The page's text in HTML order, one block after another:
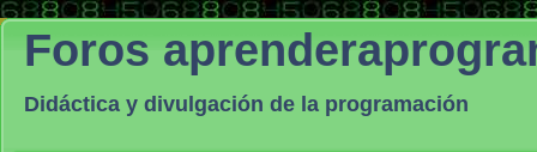
Foros
Didáctica y divulgación de la programación